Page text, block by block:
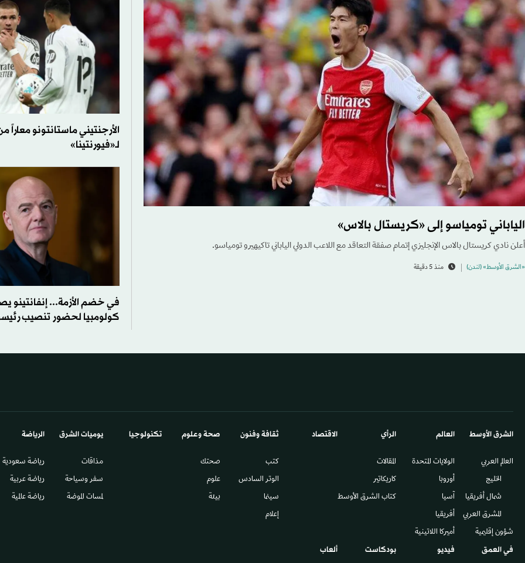
الياباني تومياسو إلى «كريستال بالاس»
أعلن نادي كريستال بالاس الإنجليزي إتمام صفقة التعاقد مع اللاعب الدولي الياباني تاكيهيرو تومياسو.
«الشرق الأوسط» (لندن) منذ 5 دقيقة
الأرجنتيني ماستانتونو معاراً
لـ«فيورنتينا»
في خضم الأزمة... إنفانتينو
كولومبيا لحضور تنصيب
الشرق الأوسط​
العالم العربي
الخليج
شمال أفريقيا
المشرق العربي
شؤون إقليمية
العالم
الولايات المتحدة
أوروبا
آسيا
أفريقيا
أميركا اللاتينية
الرأي
المقالات
كاريكاتير
كتاب الشرق الأوسط
الاقتصاد ثقافة وفنون
كتب
الوتر السادس​
سينما
إعلام
صحة وعلوم
صحتك
علوم
بيئة
تكنولوجيا يوميات الشرق​
مذاقات
سفر وسياحة
لمسات الموضة
الرياضة
رياضة سعودية
رياضة عربية
رياضة عالمية
في العمق فيديو بودكاست ألعاب